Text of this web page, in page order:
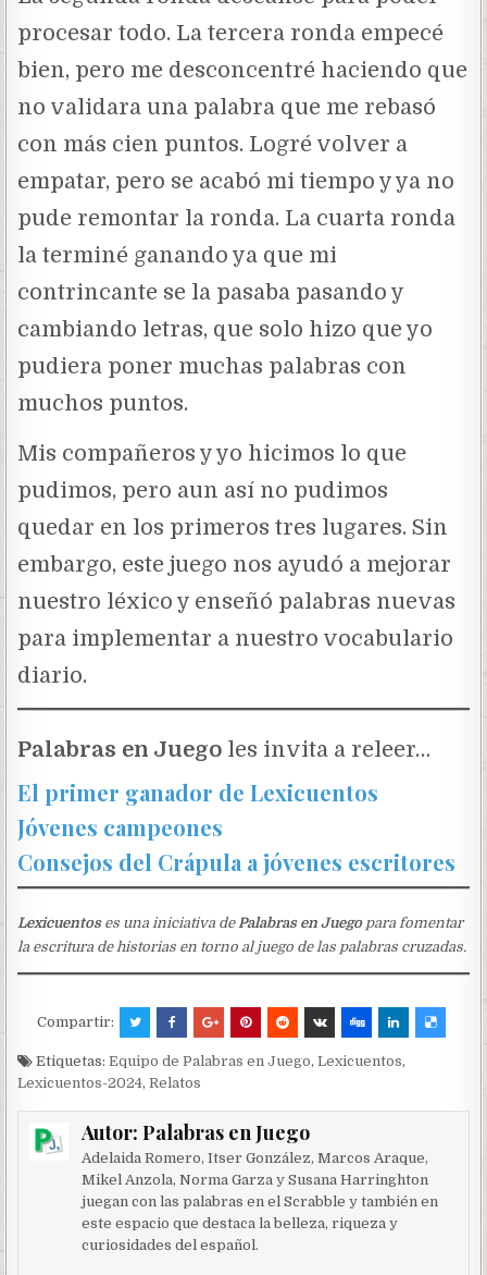
procesar todo. La tercera ronda empecé
bien, pero me desconcentré haciendo que
no validara una palabra que me rebasó
con más cien puntos. Logré volver a
empatar, pero se acabó mi tiempo y ya no
pude remontar la ronda. La cuarta ronda
la terminé ganando ya que mi
contrincante se la pasaba pasando y
cambiando letras, que solo hizo que yo
pudiera poner muchas palabras con
muchos puntos.
Mis compañeros y yo hicimos lo que
pudimos, pero aun así no pudimos
quedar en los primeros tres lugares. Sin
embargo, este juego nos ayudó a mejorar
nuestro léxico y enseñó palabras nuevas
para implementar a nuestro vocabulario
diario.
Palabras en Juego les invita a releer…
El primer ganador de Lexicuentos
Jóvenes campeones
Consejos del Crápula a jóvenes escritores
Lexicuentoses una iniciativa de Palabras en Juegopara fomentar
la escritura de historias en torno al juego de las palabras cruzadas.
Compartir:
Etiquetas:Equipo de Palabras en Juego,Lexicuentos,
Lexicuentos-2024,Relatos
Autor: Palabras en Juego
Adelaida Romero, Itser González, Marcos Araque,
Mikel Anzola, Norma Garza y Susana Harringhton
juegan con las palabras en el Scrabble y también en
este espacio que destaca la belleza, riqueza y
curiosidades del español.